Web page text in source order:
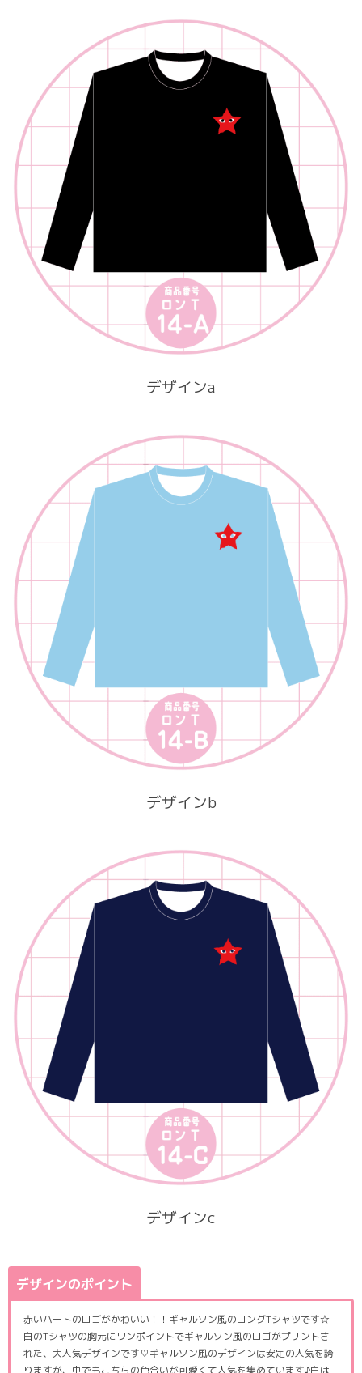
デザインa
デザインb
デザインc
デザインのポイント
赤いハートのロゴがかわいい！！ギャルソン風のロングTシャツです☆
白のTシャツの胸元にワンポイントでギャルソン風のロゴがプリントさ
れた、大人気デザインです♡ギャルソン風のデザインは安定の人気を誇
りますが、中でもこちらの色合いが可愛くて人気を集めています♪白は